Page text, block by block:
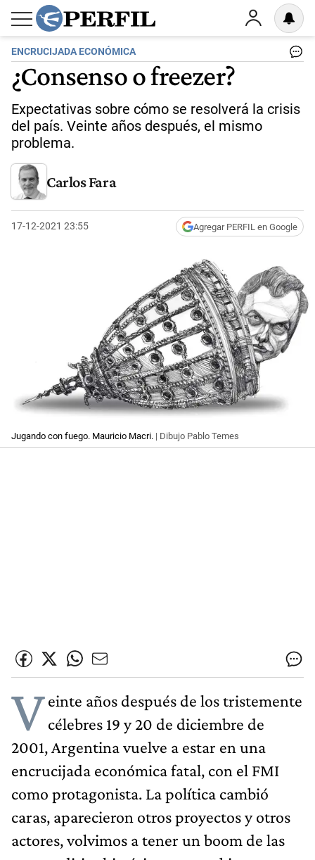
ENCRUCIJADA ECONÓMICA
¿Consenso o freezer?
Expectativas sobre cómo se resolverá la crisis
del país. Veinte años después, el mismo
problema.
Carlos Fara
17-12-2021 23:55 Agregar PERFIL en Google
Jugando con fuego. Mauricio Macri. | Dibujo Pablo Temes
Veinte años después de los tristemente
célebres 19 y 20 de diciembre de
2001, Argentina vuelve a estar en una
encrucijada económica fatal, con el FMI
como protagonista. La política cambió
caras, aparecieron otros proyectos y otros
actores, volvimos a tener un boom de las